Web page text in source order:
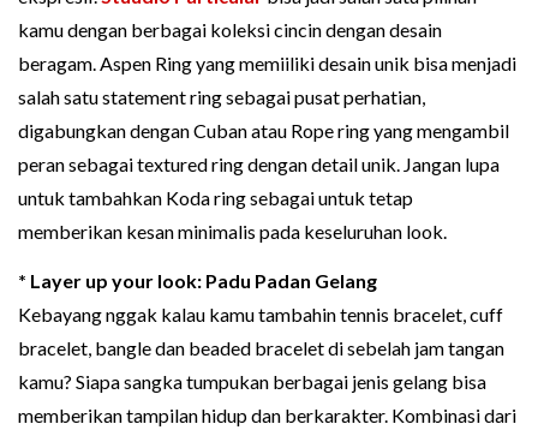
kamu dengan berbagai koleksi cincin dengan desain
beragam. Aspen Ring yang memiiliki desain unik bisa menjadi
salah satu statement ring sebagai pusat perhatian,
digabungkan dengan Cuban atau Rope ring yang mengambil
peran sebagai textured ring dengan detail unik. Jangan lupa
untuk tambahkan Koda ring sebagai untuk tetap
memberikan kesan minimalis pada keseluruhan look.
* Layer up your look: Padu Padan Gelang
Kebayang nggak kalau kamu tambahin tennis bracelet, cuff
bracelet, bangle dan beaded bracelet di sebelah jam tangan
kamu? Siapa sangka tumpukan berbagai jenis gelang bisa
memberikan tampilan hidup dan berkarakter. Kombinasi dari